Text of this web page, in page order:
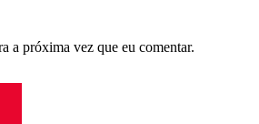
a próxima vez que eu comentar.